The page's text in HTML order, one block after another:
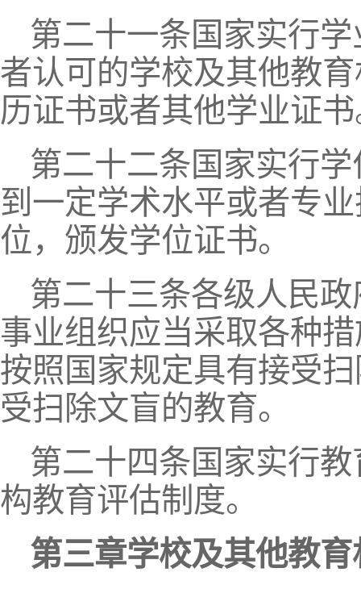
第二十一条国家实行
者认可的学校及其他教
历证书或者其他学业证
第二十二条国家实行
到一定学术水平或者专
位，颁发学位证书。
第二十三条各级人民
事业组织应当采取各种
按照国家规定具有接受
受扫除文盲的教育。
第二十四条国家实行
构教育评估制度。
第三章学校及其他教育